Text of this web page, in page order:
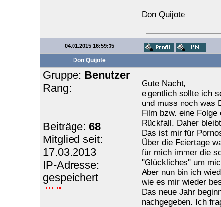
Don Quijote
04.01.2015 16:59:35
Don Quijote
Gruppe: Benutzer
Rang:
Beiträge: 68
Mitglied seit:
17.03.2013
IP-Adresse:
gespeichert
Gute Nacht,
eigentlich sollte ich
und muss noch was
Film bzw. eine
Rückfall. Daher
Das ist mir für
Über die Feiertage
für mich immer die
"Glückliches" um
Aber nun bin ich
wie es mir wieder
Das neue Jahr
nachgegeben. Ich